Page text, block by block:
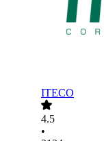
ITECO
4.5
•